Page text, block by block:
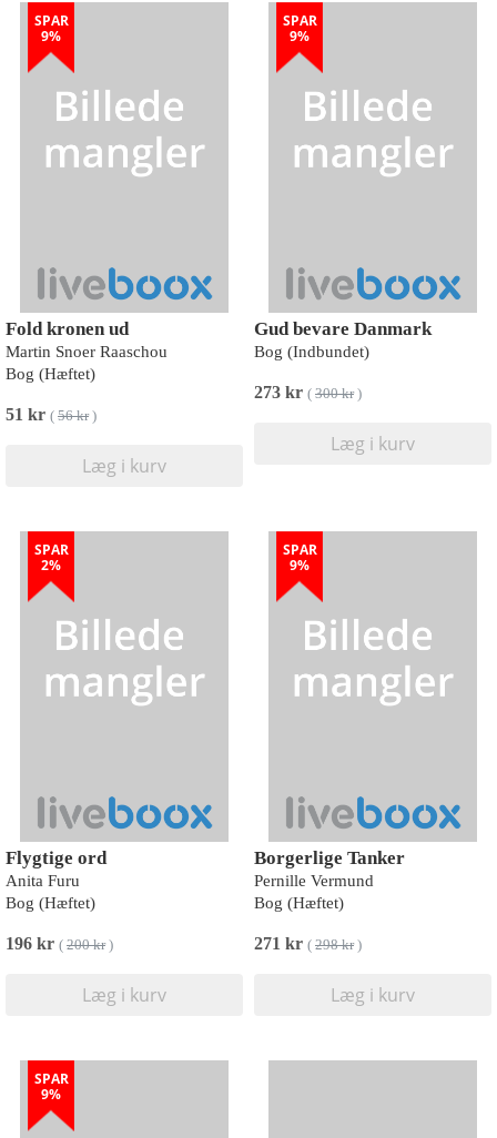
SPAR
9%
Fold kronen ud
Martin Snoer Raaschou
Bog (Hæftet)
51 kr ( 56 kr)
Læg i kurv
SPAR
9%
Gud bevare Danmark
Bog (Indbundet)
273 kr ( 300 kr)
Læg i kurv
SPAR
2%
Flygtige ord
Anita Furu
Bog (Hæftet)
196 kr ( 200 kr)
Læg i kurv
SPAR
9%
Borgerlige Tanker
Pernille Vermund
Bog (Hæftet)
271 kr ( 298 kr)
Læg i kurv
SPAR
9%